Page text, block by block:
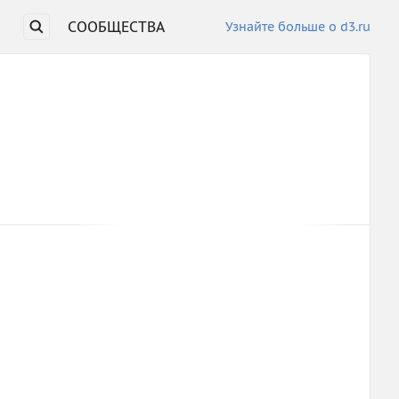
СООБЩЕСТВА Узнайте больше о d3.ru